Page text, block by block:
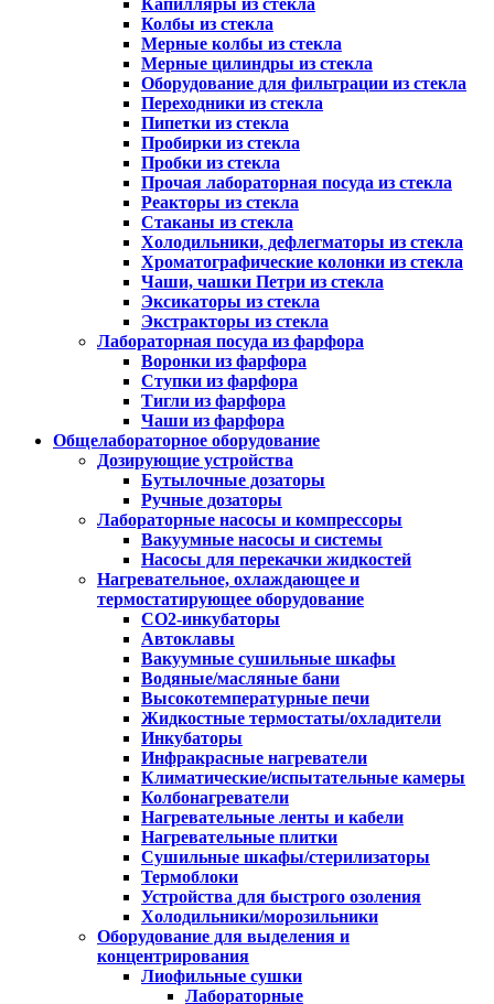
Капилляры из стекла
Колбы из стекла
Мерные колбы из стекла
Мерные цилиндры из стекла
Оборудование для фильтрации из стекла
Переходники из стекла
Пипетки из стекла
Пробирки из стекла
Пробки из стекла
Прочая лабораторная посуда из стекла
Реакторы из стекла
Стаканы из стекла
Холодильники, дефлегматоры из стекла
Хроматографические колонки из стекла
Чаши, чашки Петри из стекла
Эксикаторы из стекла
Экстракторы из стекла
Лабораторная посуда из фарфора
Воронки из фарфора
Ступки из фарфора
Тигли из фарфора
Чаши из фарфора
Общелабораторное оборудование
Дозирующие устройства
Бутылочные дозаторы
Ручные дозаторы
Лабораторные насосы и компрессоры
Вакуумные насосы и системы
Насосы для перекачки жидкостей
Нагревательное, охлаждающее и
термостатирующее оборудование
CO2-инкубаторы
Автоклавы
Вакуумные сушильные шкафы
Водяные/масляные бани
Высокотемпературные печи
Жидкостные термостаты/охладители
Инкубаторы
Инфракрасные нагреватели
Климатические/испытательные камеры
Колбонагреватели
Нагревательные ленты и кабели
Нагревательные плитки
Сушильные шкафы/стерилизаторы
Термоблоки
Устройства для быстрого озоления
Холодильники/морозильники
Оборудование для выделения и
концентрирования
Лиофильные сушки
Лабораторные